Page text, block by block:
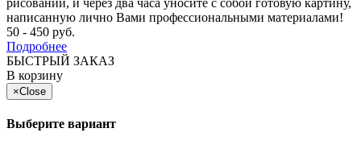
рисовании, и через два часа уносите с собой готовую картину,
написанную лично Вами профессиональными материалами!
50 - 450 руб.
Подробнее
БЫСТРЫЙ ЗАКАЗ
В корзину
×Close
Выберите вариант